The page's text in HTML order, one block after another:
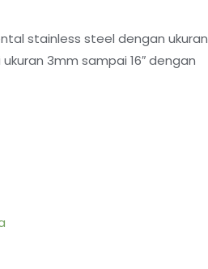
stainless steel dengan ukuran
3mm sampai 16″ dengan